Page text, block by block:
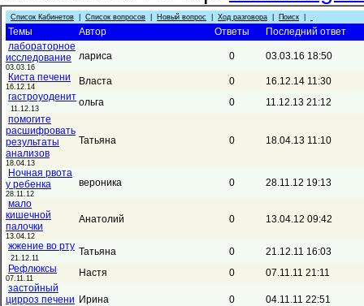
Список Кабинетов Список вопросов Новый вопрос Ход разговора Поиск
Темы Автор Ответы
Последний ответ
лабораторное
исследование
03.03.16
лариса 0
03.03.16 18:50
Киста печени
16.12.14 Власта 0
16.12.14 11:30
гастроуоденит
11.12.13
ольга 0
11.12.13 21:12
помогите
расшифровать
результаты
анализов
18.04.13
Татьяна 0 18.04.13 11:10
Ночная рвота
у ребенка
28.11.12
вероника 0
28.11.12 19:13
мало
кишечной
палочки
13.04.12
Анатолий 0 13.04.12 09:42
жжение во рту
21.12.11
Татьяна 0
21.12.11 16:03
Рефлюксы
07.11.11 Настя 0
07.11.11 21:11
застойный
цирроз печени Ирина 0
04.11.11 22:51